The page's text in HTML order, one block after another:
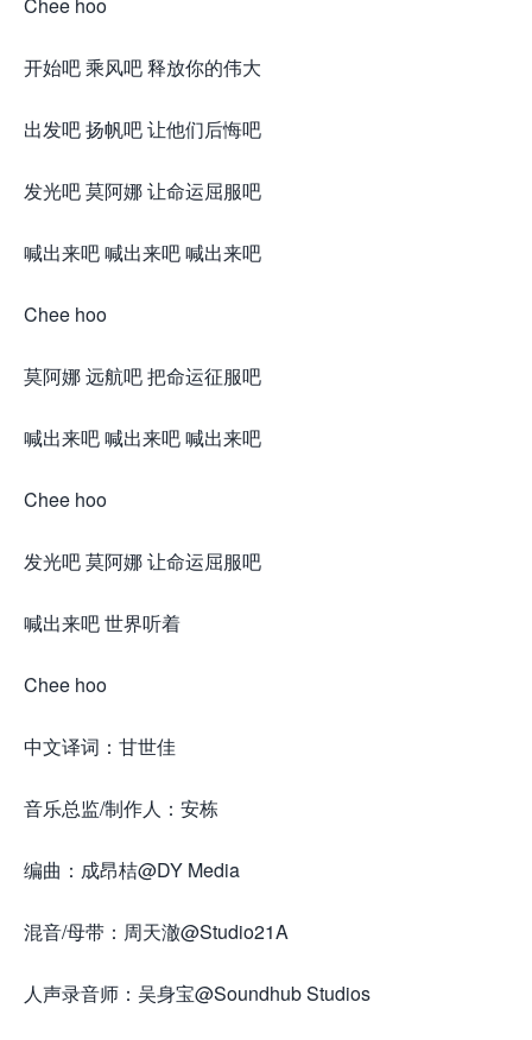
开始吧 乘风吧 释放你的伟大
出发吧 扬帆吧 让他们后悔吧
发光吧 莫阿娜 让命运屈服吧
喊出来吧 喊出来吧 喊出来吧
Chee hoo
莫阿娜 远航吧 把命运征服吧
喊出来吧 喊出来吧 喊出来吧
Chee hoo
发光吧 莫阿娜 让命运屈服吧
喊出来吧 世界听着
Chee hoo
中文译词：甘世佳
音乐总监/制作人：安栋
编曲：成昂桔@DY Media
混音/母带：周天澈@Studio21A
人声录音师：吴身宝@Soundhub Studios